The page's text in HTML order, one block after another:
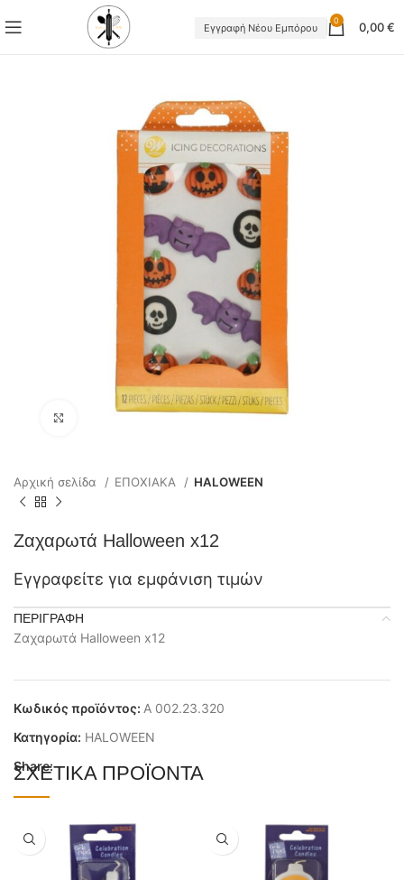
Εγγραφή Νέου Εμπόρου
0 0,00€
Αρχική σελίδα ΕΠΟΧΙΑΚΑ HALOWEEN
Ζαχαρωτά Halloween x12
Εγγραφείτε για εμφάνιση τιμών
ΠΕΡΙΓΡΑΦΉ
Ζαχαρωτά Halloween x12
Κωδικός προϊόντος: Α 002.23.320
Κατηγορία: HALOWEEN
Share:
ΣΧΕΤΙΚΆ ΠΡΟΪΌΝΤΑ